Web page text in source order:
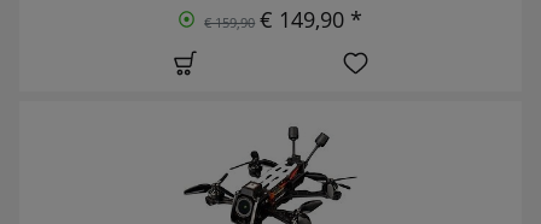
€ 159,90 € 149,90 *